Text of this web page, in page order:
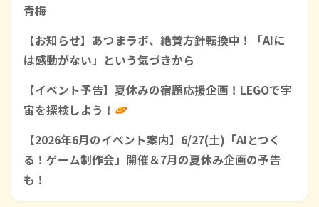
青梅
【お知らせ】あつまラボ、絶賛方針転換中！「AIに
は感動がない」という気づきから
【イベント予告】夏休みの宿題応援企画！LEGOで宇
宙を探検しよう！
【2026年6月のイベント案内】6/27(土)「AIとつく
る！ゲーム制作会」開催＆7月の夏休み企画の予告
も！